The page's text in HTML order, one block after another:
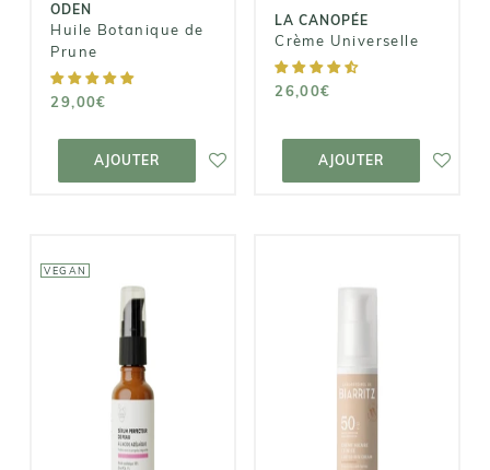
ODEN
Huile Botanique de
Prune
29,00€
AJOUTER
AJOUTER AU
PANIER
LA CANOPÉE
Crème Universelle
26,00€
AJOUTER
AJOUTER AU
PANIER
VEGAN
CLÉMENCE &
Sérum
LABORATOIRES
DE BIARRITZ